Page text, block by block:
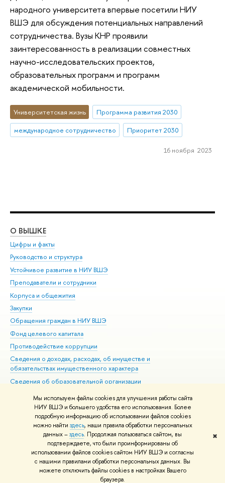
Мы используем файлы cookies для улучшения работы сайта
НИУ ВШЭ и большего удобства его использования. Более
подробную информацию об использовании файлов cookies
можно найти здесь, наши правила обработки персональных
данных –здесь. Продолжая пользоваться сайтом, вы
подтверждаете, что были проинформированы об
использовании файлов cookies сайтом НИУ ВШЭ и согласны
с нашими правилами обработки персональных данных. Вы
можете отключить файлы cookies в настройках Вашего
браузера.
✖
народного университета впервые посетили НИУ
ВШЭ для обсуждения потенциальных направлений
сотрудничества. Вузы КНР проявили
заинтересованность в реализации совместных
научно-исследовательских проектов,
образовательных программ и программ
академической мобильности.
Университетская жизнь
Программа развития 2030
международное сотрудничество
Приоритет 2030
16 ноября 2023
О ВЫШКЕ
Цифры и факты
Руководство и структура
Устойчивое развитие в НИУ ВШЭ
Преподаватели и сотрудники
Корпуса и общежития
Закупки
Обращения граждан в НИУ ВШЭ
Фонд целевого капитала
Противодействие коррупции
Сведения о доходах, расходах, об имуществе и
обязательствах имущественного характера
Сведения об образовательной организации
Людям с ограниченными возможностями здоровья
Единая платежная страница
Работа в Вышке
© НИУ ВШЭ 1993–2026 Адреса и контакты Условия использования
материалов Политика конфиденциальности Карта сайта
Шрифты HSE Sans и HSE Slab разработаны вШколе дизайна НИУ ВШЭ